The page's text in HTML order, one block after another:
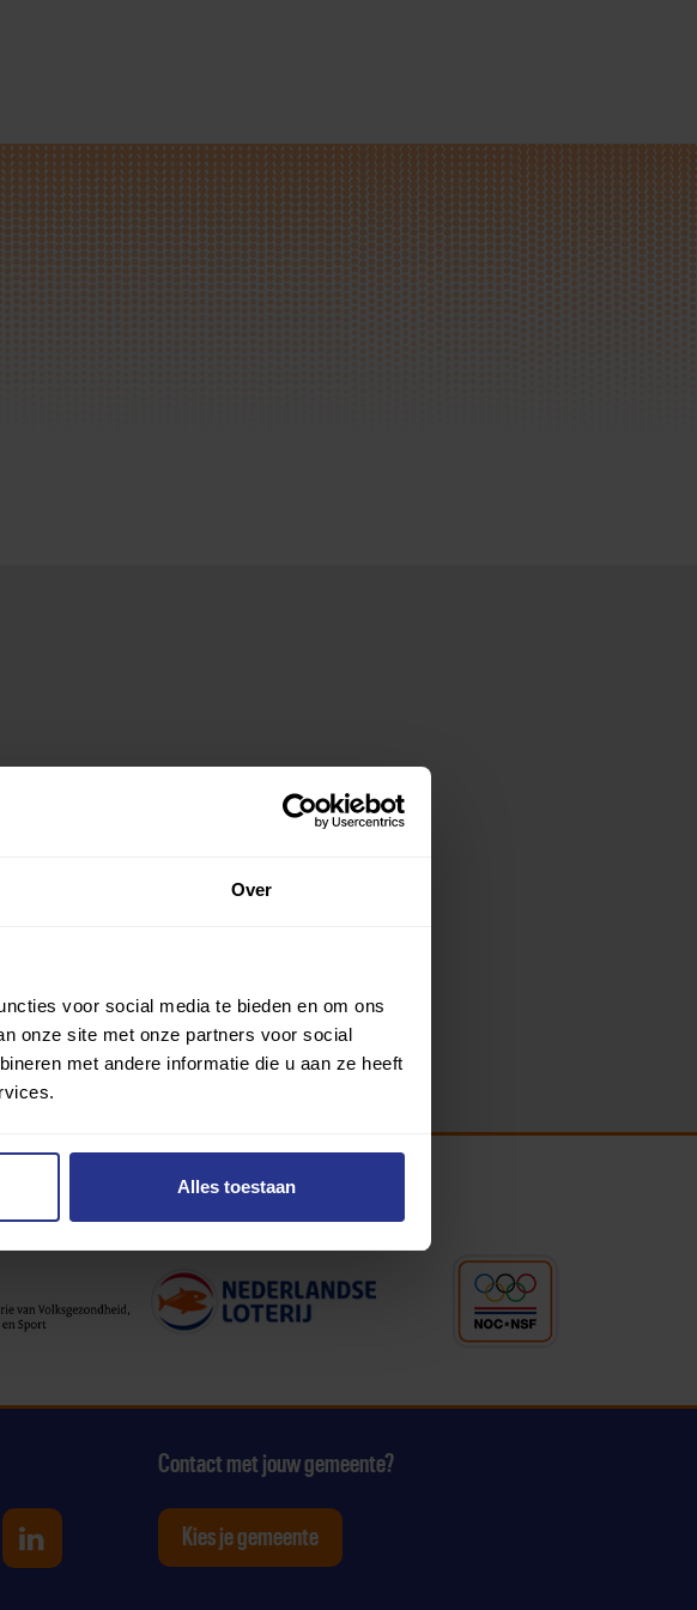
Over
voor social media te bieden en om ons
onze site met onze partners voor social
met andere informatie die u aan ze heeft
Alles toestaan
Facebook
op Instagram
Sporten op Youtube
Uniek Sporten op Linkedin
Contact met jouw gemeente?
Kies je gemeente